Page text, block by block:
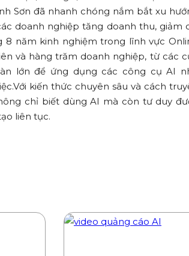
Sơn đã nhanh chóng nắm bắt xu
doanh nghiệp tăng doanh thu, giảm
8 năm kinh nghiệm trong lĩnh vực
và hàng trăm doanh nghiệp, từ các
lớn để ứng dụng các công cụ AI
kiến thức chuyên sâu và cách
chỉ biết dùng AI mà còn tư duy
liên tục.